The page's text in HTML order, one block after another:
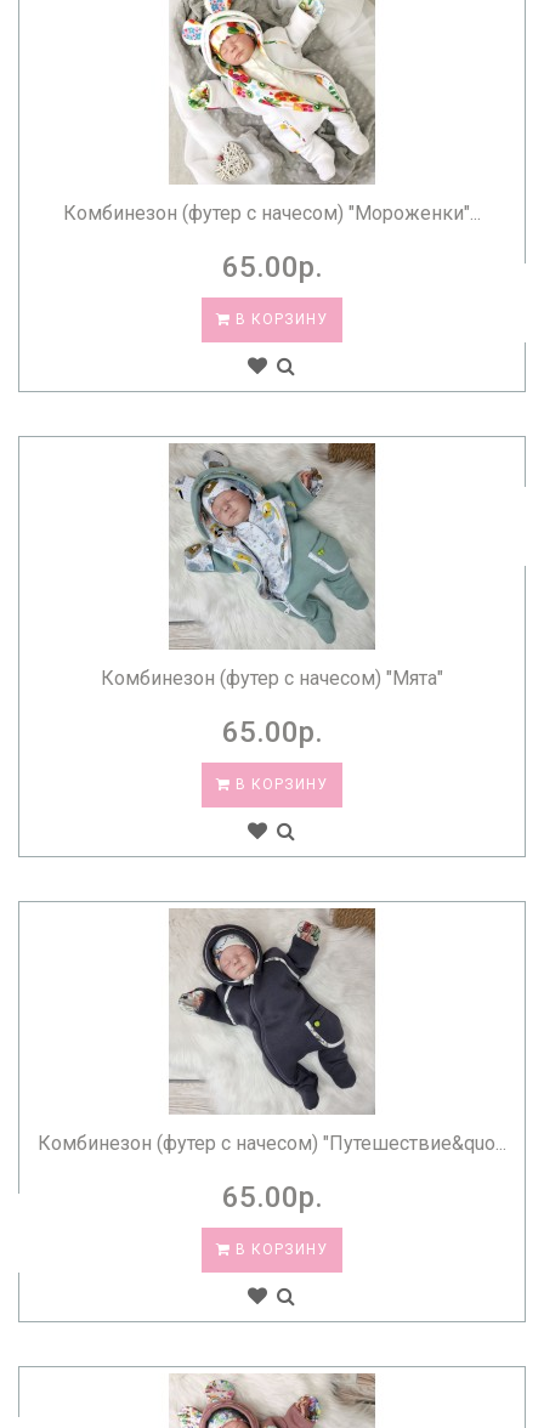
Комбинезон (футер с начесом) "Мороженки"...
65.00р.
В КОРЗИНУ
Комбинезон (футер с начесом) "Мята"
65.00р.
В КОРЗИНУ
Комбинезон (футер с начесом) "Путешествие&quo...
65.00р.
В КОРЗИНУ